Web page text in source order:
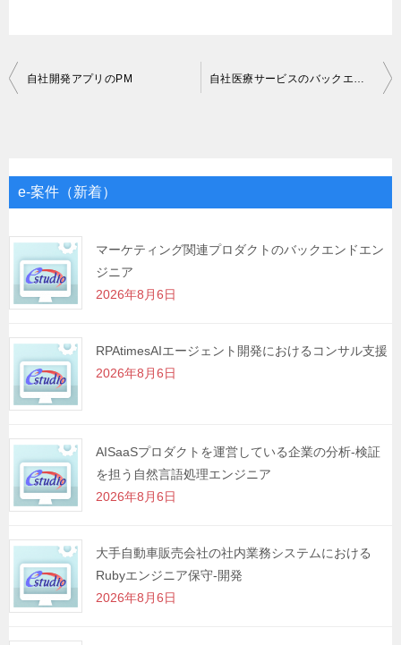
投
ゲ
シ
ョ
ン
自社開発アプリのPM 自社医療サービスのバックエンドエンジニア
e-案件（新着）
マーケティング関連プロダクトのバックエンドエン
ジニア
2026年8月6日
RPAtimesAIエージェント開発におけるコンサル支援
2026年8月6日
AISaaSプロダクトを運営している企業の分析-検証
を担う自然言語処理エンジニア
2026年8月6日
大手自動車販売会社の社内業務システムにおける
Rubyエンジニア保守-開発
2026年8月6日